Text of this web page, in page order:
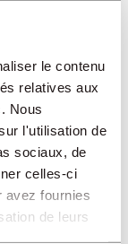
le contenu
relatives aux
Nous
l'utilisation de
sociaux, de
celles-ci
avez fournies
de leurs